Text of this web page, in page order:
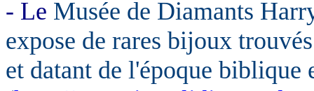
- Le Musée de Diamants
expose de rares bijoux
et datant de l'époque biblique